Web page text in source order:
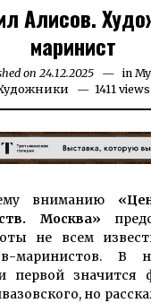
Алисов.
маринист
on 24.12.2025 08.01.2026
in
1411 views
вни­ма­нию
Моск­ва»
не всем
ма­ри­нис­тов. В
пер­вой зна­чится
но